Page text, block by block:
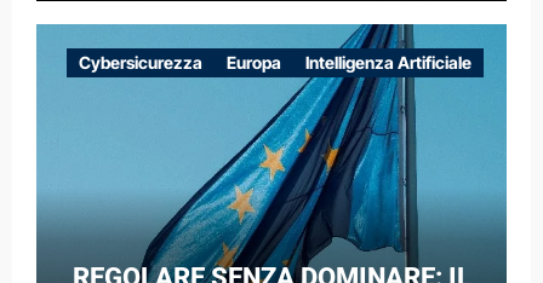
CASO DELLE RETI ELETTRICHE
EUROPEE NEL CONTESTO DELLA
GUERRA IBRIDA
Cybersicurezza Europa Intelligenza Artificiale